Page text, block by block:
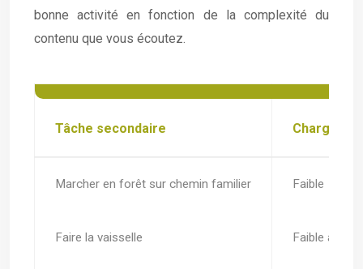
bonne activité en fonction de la complexité du
contenu que vous écoutez.
Tâche secondaire Charge
Marcher en forêt sur chemin familier Faible
Faire la vaisselle Faible à